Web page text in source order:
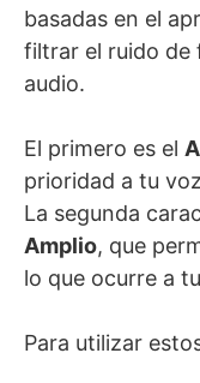
basadas en el
filtrar el ruido de
audio.
El primero es el
prioridad a tu
La segunda
Amplio, que
lo que ocurre a
Para utilizar